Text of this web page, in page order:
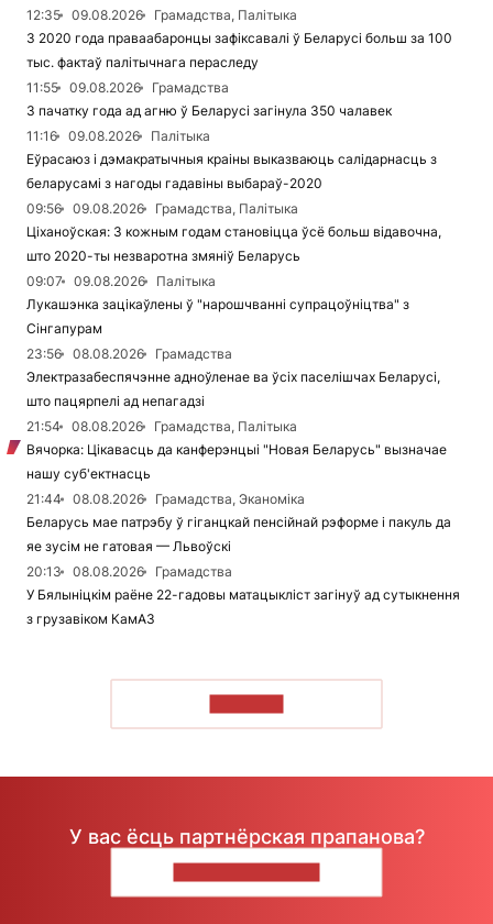
12:35
09.08.2026
Грамадства, Палітыка
З 2020 года праваабаронцы зафіксавалі ў Беларусі больш за 100
тыс. фактаў палітычнага пераследу
11:55
09.08.2026
Грамадства
З пачатку года ад агню ў Беларусі загінула 350 чалавек
11:16
09.08.2026
Палітыка
Еўрасаюз і дэмакратычныя краіны выказваюць салідарнасць з
беларусамі з нагоды гадавіны выбараў-2020
09:56
09.08.2026
Грамадства, Палітыка
Ціханоўская: З кожным годам становіцца ўсё больш відавочна,
што 2020-ты незваротна змяніў Беларусь
09:07
09.08.2026
Палітыка
Лукашэнка зацікаўлены ў "нарошчванні супрацоўніцтва" з
Сінгапурам
23:56
08.08.2026
Грамадства
Электразабеспячэнне адноўленае ва ўсіх паселішчах Беларусі,
што пацярпелі ад непагадзі
21:54
08.08.2026
Грамадства, Палітыка
Вячорка: Цікавасць да канферэнцыі "Новая Беларусь" вызначае
нашу суб'ектнасць
21:44
08.08.2026
Грамадства, Эканоміка
Беларусь мае патрэбу ў гіганцкай пенсійнай рэформе і пакуль да
яе зусім не гатовая — Львоўскі
20:13
08.08.2026
Грамадства
У Бялыніцкім раёне 22-гадовы матацыкліст загінуў ад сутыкнення
з грузавіком КамАЗ
У вас ёсць партнёрская прапанова?